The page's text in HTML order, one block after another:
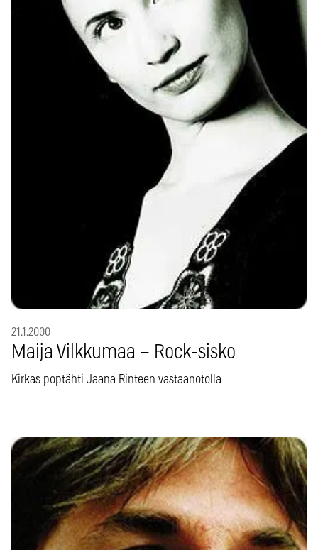
21.1.2000
Maija Vilkkumaa – Rock-sisko
Kirkas poptähti Jaana Rinteen vastaanotolla